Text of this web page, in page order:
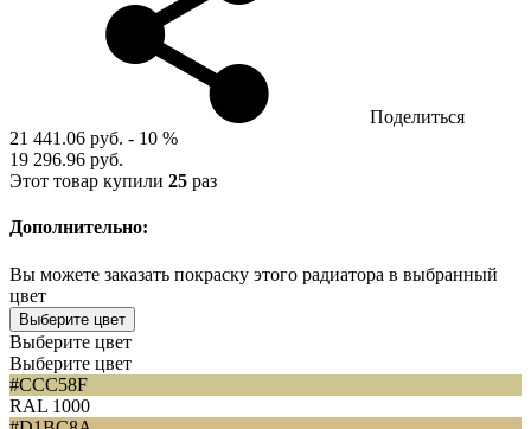
Поделиться
21 441.06 руб. - 10 %
19 296.96 руб.
Этот товар купили 25 раз
Дополнительно:
Вы можете заказать покраску этого радиатора в выбранный
цвет
Выберите цвет
Выберите цвет
Выберите цвет
#CCC58F
RAL 1000